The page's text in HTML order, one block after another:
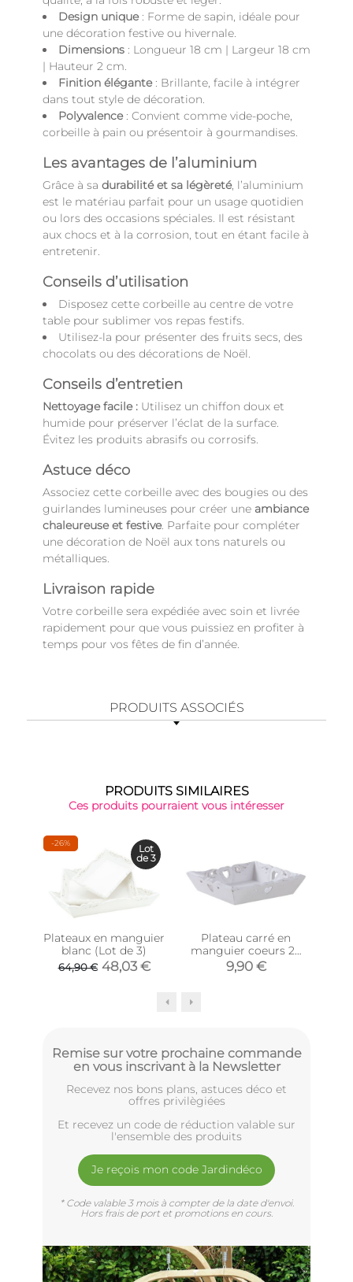
Design unique: Forme de sapin, idéale pour
une décoration festive ou hivernale.
Dimensions : Longueur 18 cm | Largeur 18 cm
| Hauteur 2 cm.
Finition élégante: Brillante, facile à intégrer
dans tout style de décoration.
Polyvalence: Convient comme vide-poche,
corbeille à pain ou présentoir à gourmandises.
Les avantages de l’aluminium
Grâce à sa durabilité et sa légèreté, l’aluminium
est le matériau parfait pour un usage quotidien
ou lors des occasions spéciales. Il est résistant
aux chocs et à la corrosion, tout en étant facile à
entretenir.
Conseils d’utilisation
Disposez cette corbeille au centre de votre
table pour sublimer vos repas festifs.
Utilisez-la pour présenter des fruits secs, des
chocolats ou des décorations de Noël.
Conseils d’entretien
Nettoyage facile : Utilisez un chiffon doux et
humide pour préserver l’éclat de la surface.
Évitez les produits abrasifs ou corrosifs.
Astuce déco
Associez cette corbeille avec des bougies ou des
guirlandes lumineuses pour créer une ambiance
chaleureuse et festive. Parfaite pour compléter
une décoration de Noël aux tons naturels ou
métalliques.
Livraison rapide
Votre corbeille sera expédiée avec soin et livrée
rapidement pour que vous puissiez en profiter à
temps pour vos fêtes de fin d’année.
PRODUITS ASSOCIÉS
PRODUITS SIMILAIRES
Ces produits pourraient vous intéresser
-26%
Plateaux en manguier
blanc (Lot de 3)
64,90 € 48,03 €
Lot
de 3
Plateau carré en
manguier coeurs 20
cm
9,90 €
Remise sur votre prochaine commande
en vous inscrivant à la Newsletter
Recevez nos bons plans, astuces déco et
offres privilègiées
Et recevez un code de réduction valable sur
l'ensemble des produits
Je reçois mon code Jardindéco
* Code valable 3 mois à compter de la date d'envoi.
Hors frais de port et promotions en cours.